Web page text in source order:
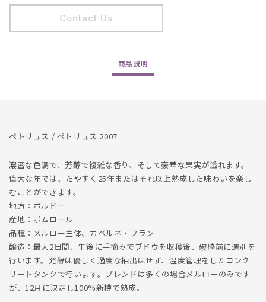
の
量
の
数
量
Contact Us
商品説明
ペトリュス / ペトリュス 2007
濃密な色調で、芳醇で複雑な香り、そして豪華な果実が溢れます。
偉大な年では、たやすく25年またはそれ以上熟成した味わいを楽し
むことができます。
地方：ボルドー
産地：ポムロール
品種：メルロー主体、カベルネ・フラン
醸造：最大2日間、午後に手摘みでブドウを収穫後、破砕前に選別を
行います。発酵は優しく過度な抽出はせず、温度管理をしたコンク
リートタンクで行います。ブレンドは多くの場合メルローのみです
が、12月に決定し100%新樽で熟成。